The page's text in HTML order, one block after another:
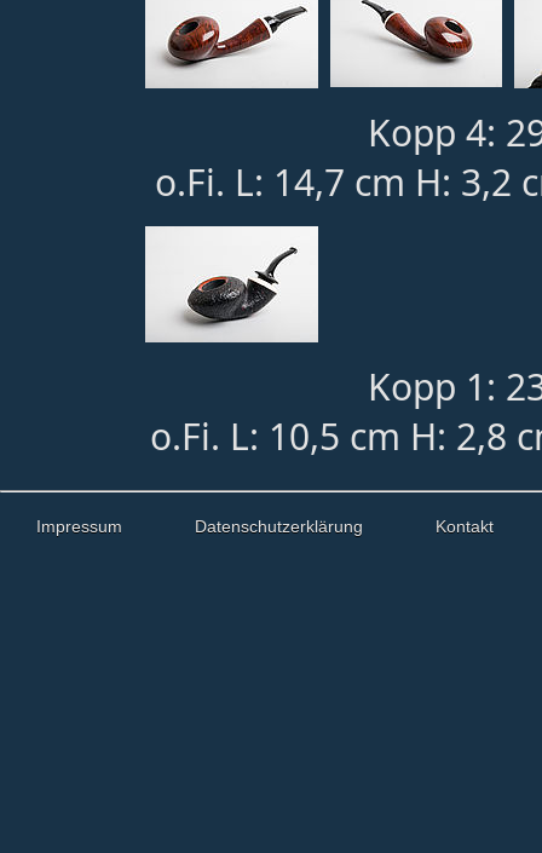
Kopp 4:
o.Fi. L: 14,7 cm H: 3,2
Kopp 1:
o.Fi. L: 10,5 cm H: 2,8
Impressum Datenschutzerklärung Kontakt